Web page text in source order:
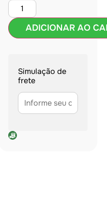
ADICIONAR AO
Simulação de
frete